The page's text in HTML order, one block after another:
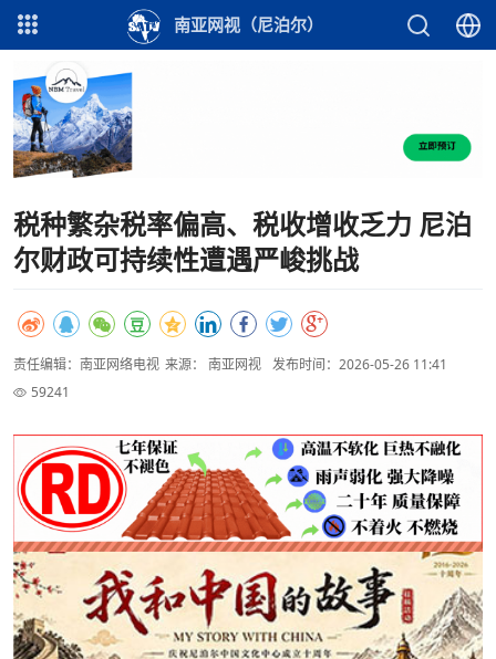
南亚网视（尼泊尔）
税种繁杂税率偏高、税收增收乏力 尼泊
尔财政可持续性遭遇严峻挑战
责任编辑：南亚网络电视 来源： 南亚网视 发布时间：2026-05-26 11:41
59241